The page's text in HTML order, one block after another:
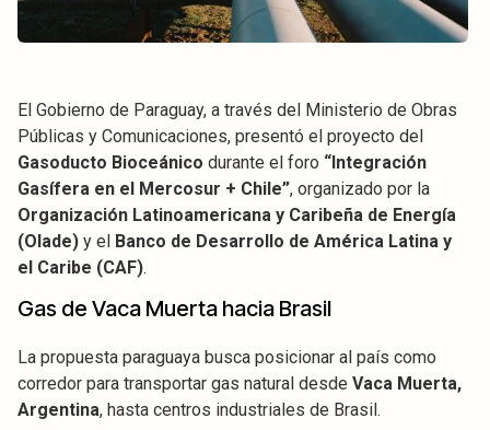
El Gobierno de Paraguay, a través del Ministerio de Obras
Públicas y Comunicaciones, presentó el proyecto del
Gasoducto Bioceánico durante el foro “Integración
Gasífera en el Mercosur + Chile”, organizado por la
Organización Latinoamericana y Caribeña de Energía
(Olade) y el Banco de Desarrollo de América Latina y
el Caribe (CAF).
Gas de Vaca Muerta hacia Brasil
La propuesta paraguaya busca posicionar al país como
corredor para transportar gas natural desde Vaca Muerta,
Argentina, hasta centros industriales de Brasil.